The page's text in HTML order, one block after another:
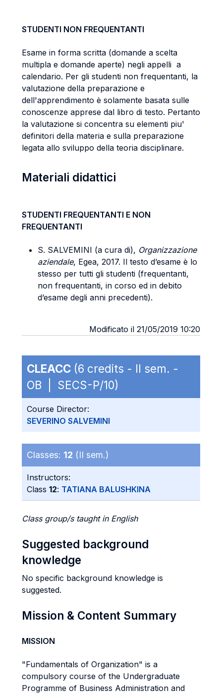
STUDENTI NON FREQUENTANTI
Esame in forma scritta (domande a scelta
multipla e domande aperte) negli appelli a
calendario. Per gli studenti non frequentanti, la
valutazione della preparazione e
dell'apprendimento è solamente basata sulle
conoscenze apprese dal libro di testo. Pertanto
la valutazione si concentra su elementi piu'
definitori della materia e sulla preparazione
legata allo sviluppo della teoria disciplinare.
Materiali didattici
STUDENTI FREQUENTANTI E NON
FREQUENTANTI
S. SALVEMINI (a cura di), Organizzazione
aziendale, Egea, 2017. Il testo d’esame è lo
stesso per tutti gli studenti (frequentanti,
non frequentanti, in corso ed in debito
d’esame degli anni precedenti).
Modificato il 21/05/2019 10:20
CLEACC (6 credits - II sem. -
OB | SECS-P/10)
Course Director:
SEVERINO SALVEMINI
Classes: 12 (II sem.)
Instructors:
Class 12: TATIANA BALUSHKINA
Class group/s taught in English
Suggested background
knowledge
No specific background knowledge is
suggested.
Mission & Content Summary
MISSION
"Fundamentals of Organization" is a
compulsory course of the Undergraduate
Programme of Business Administration and